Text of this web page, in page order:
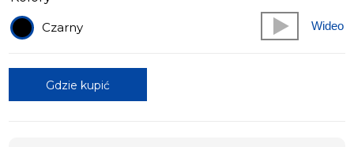
Czarny
Wideo
Gdzie kupić